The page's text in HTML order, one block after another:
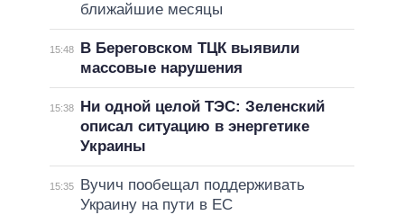
ближайшие месяцы
15:48
В Береговском ТЦК выявили
массовые нарушения
15:38
Ни одной целой ТЭС: Зеленский
описал ситуацию в энергетике
Украины
15:35
Вучич пообещал поддерживать
Украину на пути в ЕС